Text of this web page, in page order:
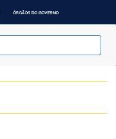
ÓRGÃOS DO GOVERNO